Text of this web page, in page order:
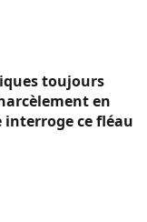
toujours
en
interroge ce fléau